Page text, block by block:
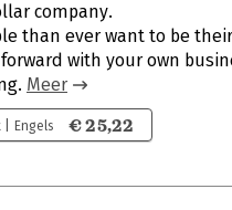
company.
than ever want to be
with your own
Meer
| Engels € 25,22